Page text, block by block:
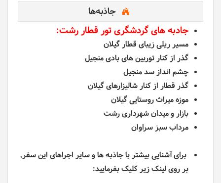
جاذبه‌ها
جادبه های گردشگری تور قطار رشت:
مسیر ریلی زیبای قطار گیلان
گذر از کنار توربین های بادی منجیل
چشم انداز سد منجیل
گذر قطار از کنار شالیزارهای گیلان
موزه میراث روستایی گیلان
بازار و میدان شهرداری رشت
مرداب سبز سراوان
برای آشنایی بیشتر با جاذبه ها و سایر اجراهای این سفر,
بر روی لینک زیر کلیک بفرمایید: